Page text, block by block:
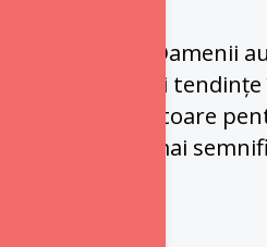
era digitală. Oamenii
de modă și
și obositoare
acum un rol mai